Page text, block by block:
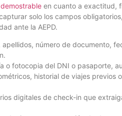
en cuanto a exactitud,
solo los campos
ante la AEPD.
número de documento,
o fotocopia del DNI o pasaporte,
historial de viajes previos
digitales de check-in que